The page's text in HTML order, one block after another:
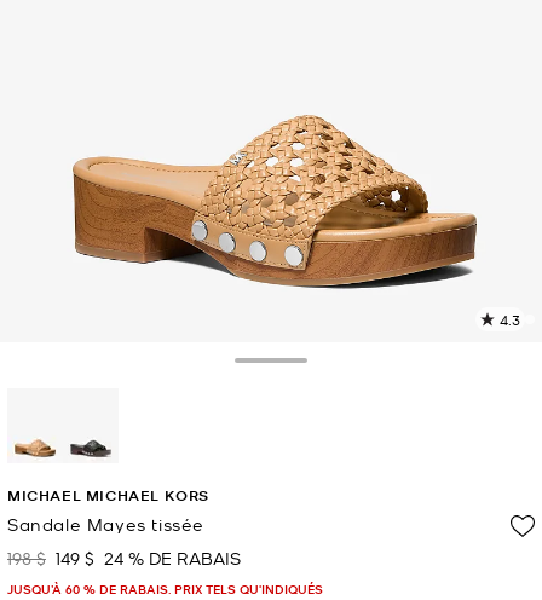
4.3
MICHAEL MICHAEL KORS
Sandale Mayes tissée
était
198 $ maintenant
149 $ 24 % DE RABAIS
JUSQU’À 60 % DE RABAIS. PRIX TELS QU'INDIQUÉS